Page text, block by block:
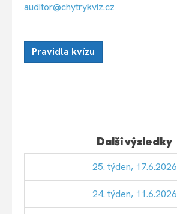
auditor@chytrykviz.cz
Pravidla kvízu
Další výsledky
25. týden, 17.6.2026
24. týden, 11.6.2026